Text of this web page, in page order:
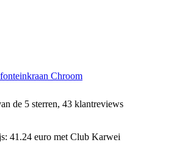
Chroom
de 5 sterren, 43 klantreviews
41.24 euro met Club Karwei